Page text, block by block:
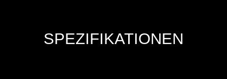
SPEZIFIKATIONEN